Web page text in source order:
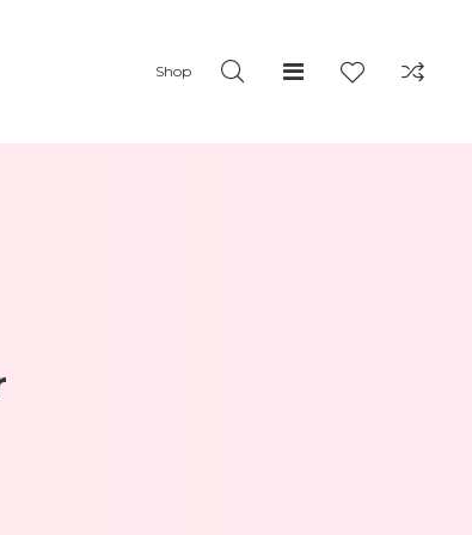
Shop